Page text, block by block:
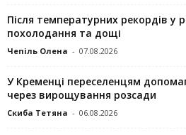
Після температурних рекордів у
похолодання та дощі
Чепіль Олена - 07.08.2026
У Кременці переселенцям
через вирощування розсади
Скиба Тетяна - 06.08.2026